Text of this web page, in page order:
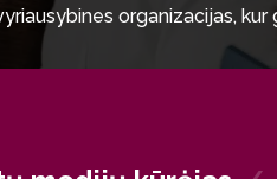
organizacijas,
ar viešųjų ryšių –